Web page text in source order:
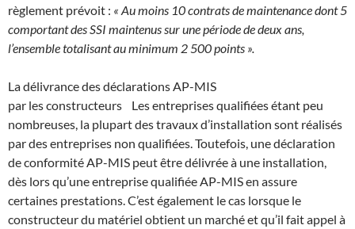
règlement prévoit : « Au moins 10 contrats de maintenance dont 5
comportant des SSI maintenus sur une période de deux ans,
l’ensemble totalisant au minimum 2 500 points ».
La délivrance des déclarations AP-MIS
par les constructeurs Les entreprises qualifiées étant peu
nombreuses, la plupart des travaux d’installation sont réalisés
par des entreprises non qualifiées. Toutefois, une déclaration
de conformité AP-MIS peut être délivrée à une installation,
dès lors qu’une entreprise qualifiée AP-MIS en assure
certaines prestations. C’est également le cas lorsque le
constructeur du matériel obtient un marché et qu’il fait appel à